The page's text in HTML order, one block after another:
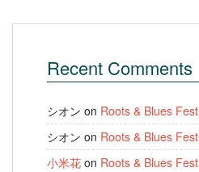
Recent Comments
シオン on Roots & Blues Fest
シオン on Roots & Blues Fest
小米花 on Roots & Blues Fest